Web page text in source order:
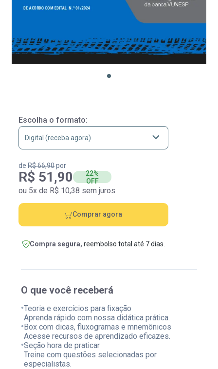
O que você receberá
•Teoria e exercícios para fixação
Aprenda rápido com nossa didática prática.
•Box com dicas, fluxogramas e mnemônicos
Acesse recursos de aprendizado eficazes.
•Seção hora de praticar
Treine com questões selecionadas por
especialistas.
Escolha o formato:
deR$ 66,90por
R$ 51,90
22%
OFF
ou 5x de R$ 10,38 sem juros
Comprar agora
Compra segura, reembolso total até 7 dias.